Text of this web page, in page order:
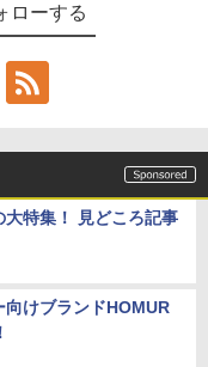
ローする
大特集！ 見どころ記事
向けブランドHOMUR